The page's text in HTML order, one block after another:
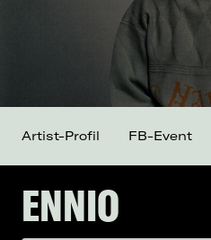
ENNIO
Artist-Profil FB-Event